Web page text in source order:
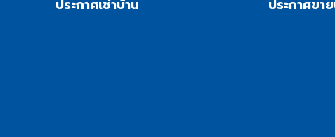
ประกาศเช่าบ้าน
ประกาศขา